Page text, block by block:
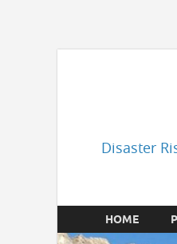
Disaster
HOME